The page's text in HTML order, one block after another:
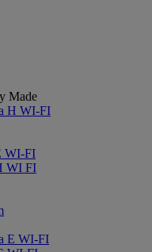
Made
H WI-FI
WI-FI
WI FI
E WI-FI